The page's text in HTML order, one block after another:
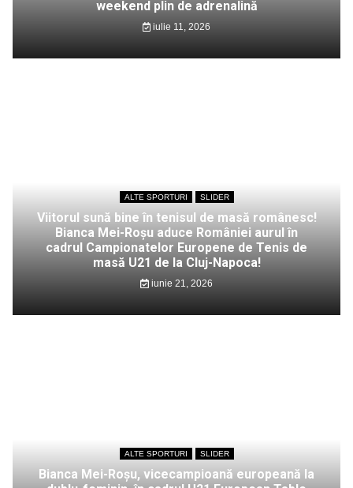
weekend plin de adrenalină
iulie 11, 2026
ALTE SPORTURI SLIDER
Viitorul sună bine în tenisul de masă românesc!
Bianca Mei-Roșu aduce României aurul în
cadrul Campionatelor Europene de Tenis de
masă U21 de la Cluj-Napoca!
iunie 21, 2026
ALTE SPORTURI SLIDER
Bianca Mei-Roșu, vicecampioană europeană la